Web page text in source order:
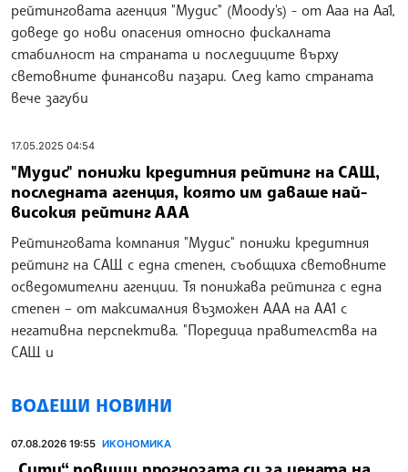
рейтинговaта агенция "Мудис" (Moody's) - от Aaa на Aa1,
доведе до нови опасения относно фискалната
стабилност на страната и последиците върху
световните финансови пазари. След като страната
вече загуби
17.05.2025 04:54
"Мудис" понижи кредитния рейтинг на САЩ,
последната агенция, която им даваше най-
високия рейтинг ААА
Рейтинговата компания "Мудис" понижи кредитния
рейтинг на САЩ с една степен, съобщиха световните
осведомителни агенции. Тя понижава рейтинга с една
степен – от максималния възможен ААА на АА1 с
негативна перспектива. "Поредица правителства на
САЩ и
ВОДЕЩИ НОВИНИ
07.08.2026 19:55 ИКОНОМИКА